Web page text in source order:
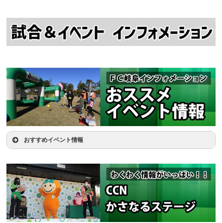
おすすめイベント情報
丸杉バドミントン体験会